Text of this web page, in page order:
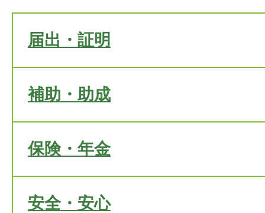
届出・証明
補助・助成
保険・年金
安全・安心